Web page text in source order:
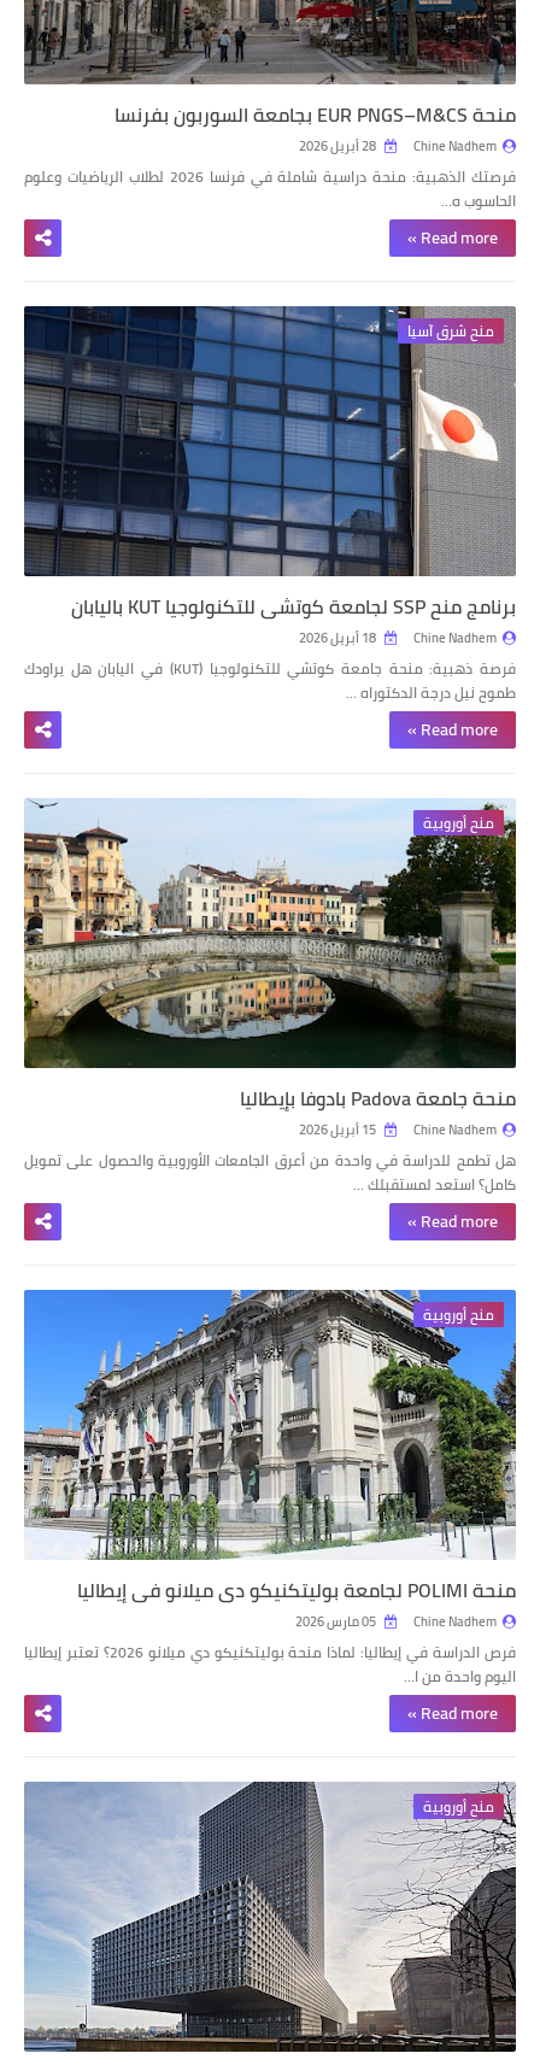
منحة EUR PNGS–M&CS بجامعة السوربون بفرنسا
Chine Nadhem
فرصتك الذهبية: منحة دراسية شاملة في فرنسا 2026 لطلاب الرياضيات وعلوم
الحاسوب ه…
Read more »
منح شرق آسيا
برنامج منح SSP لجامعة كوتشي للتكنولوجيا KUT باليابان
Chine Nadhem
فرصة ذهبية: منحة جامعة كوتشي للتكنولوجيا (KUT) في اليابان هل يراودك
طموح نيل درجة الدكتوراه …
Read more »
منح أوروبية
منحة جامعة Padova بادوفا بإيطاليا
Chine Nadhem
هل تطمح للدراسة في واحدة من أعرق الجامعات الأوروبية والحصول على تمويل
كامل؟ استعد لمستقبلك …
Read more »
منح أوروبية
منحة POLIMI لجامعة بوليتكنيكو دي ميلانو في إيطاليا
Chine Nadhem
فرص الدراسة في إيطاليا: لماذا منحة بوليتكنيكو دي ميلانو 2026؟ تعتبر إيطاليا
اليوم واحدة من ا…
Read more »
منح أوروبية